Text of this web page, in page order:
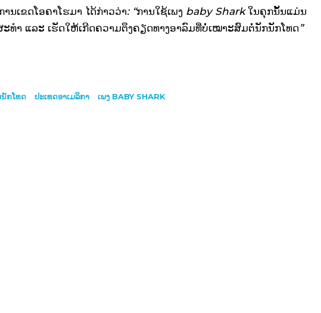
ານເຂດໂອຄາໂຮມາ ໄດ້ກ່າວວ່າ: “ການໃຊ້ເພງ baby Sharkໃນຄຸກນັ້ນແມ່ນ
ະທໍາ ແລະ ເຮັດໃຫ້ເກີດຄວາມຕຶງຄຽດທາງອາລົມທີ່ບໍ່ເໝາະສົມຕໍ່ນັກນັກໂທດ ”
ກໂທດ ປະເທດອາເມລິກາ ເພງ BABY SHARK